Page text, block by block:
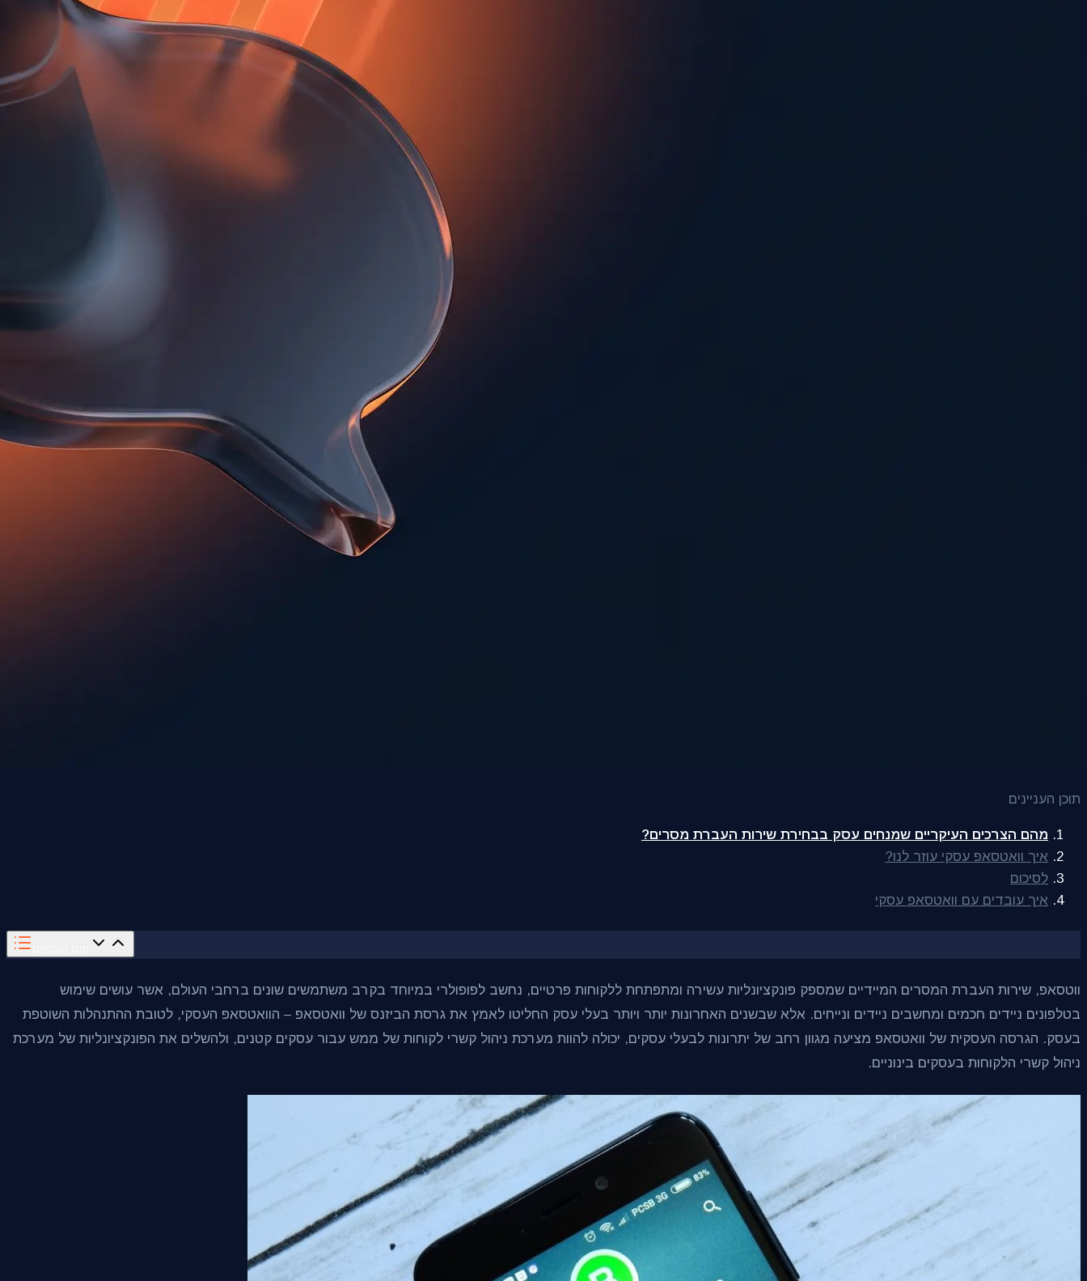
תוכן העניינים
מהם הצרכים העיקריים שמנחים עסק בבחירת שירות העברת מסרים?
איך וואטסאפ עסקי עוזר לנו?
לסיכום
איך עובדים עם וואטסאפ עסקי
ווטסאפ, שירות העברת המסרים המיידיים שמספק פונקציונליות עשירה ומתפתחת ללקוחות פרטיים, נחשב לפופולרי במיוחד בקרב משתמשים שונים ברחבי העולם, אשר עושים שימוש
בטלפונים ניידים חכמים ומחשבים ניידים ונייחים. אלא שבשנים האחרונות יותר ויותר בעלי עסק החליטו לאמץ את גרסת הביזנס של וואטסאפ – הוואטסאפ העסקי, לטובת ההתנהלות השוטפת
בעסק. הגרסה העסקית של וואטסאפ מציעה מגוון רחב של יתרונות לבעלי עסקים, יכולה להוות מערכת ניהול קשרי לקוחות של ממש עבור עסקים קטנים, ולהשלים את הפונקציונליות של מערכת
ניהול קשרי הלקוחות בעסקים בינוניים.